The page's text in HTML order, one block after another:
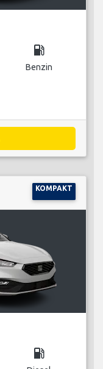
local_gas_station
Benzin
KOMPAKT
local_gas_station